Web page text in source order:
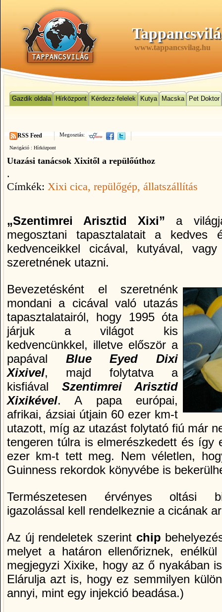
www.tappancsvilag.hu
Gazdik oldala Hírközpont Kérdezz-felelek Kutya Macska Pet Doktor
Megosztás:
RSS Feed
Navigáció : Hírközpont
Utazási tanácsok Xixitől a repülőúthoz
.
Címkék: Xixi cica, repülőgép, állatszállítás
„Szentimrei Arisztid Xixi” a
megosztani tapasztalatait a kedves
kedvenceikkel cicával, kutyával,
szeretnének utazni.
Bevezetésként el szeretnénk
mondani a cicával való utazás
tapasztalatairól, hogy 1995 óta
járjuk a világot kis
kedvencünkkel, illetve először a
papával Blue Eyed Dixi
Xixivel, majd folytatva a
kisfiával Szentimrei Arisztid
Xixikével. A papa európai,
afrikai, ázsiai útjain 60 ezer km-t
utazott, míg az utazást folytató fiú már
tengeren túlra is elmerészkedett és így
ezer km-t tett meg. Nem véletlen,
Guinness rekordok könyvébe is
Természetesen érvényes oltási
igazolással kell rendelkeznie a cicának
Az új rendeletek szerint chip
melyet a határon ellenőriznek,
megjegyzi Xixike, hogy az ő nyakában
Elárulja azt is, hogy ez semmilyen
annyi, mint egy injekció beadása.)